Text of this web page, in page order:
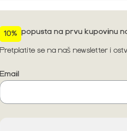
10% popusta na prvu kupovinu
Pretplatite se na naš newsletter i
Email